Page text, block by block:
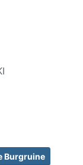
Burgruine